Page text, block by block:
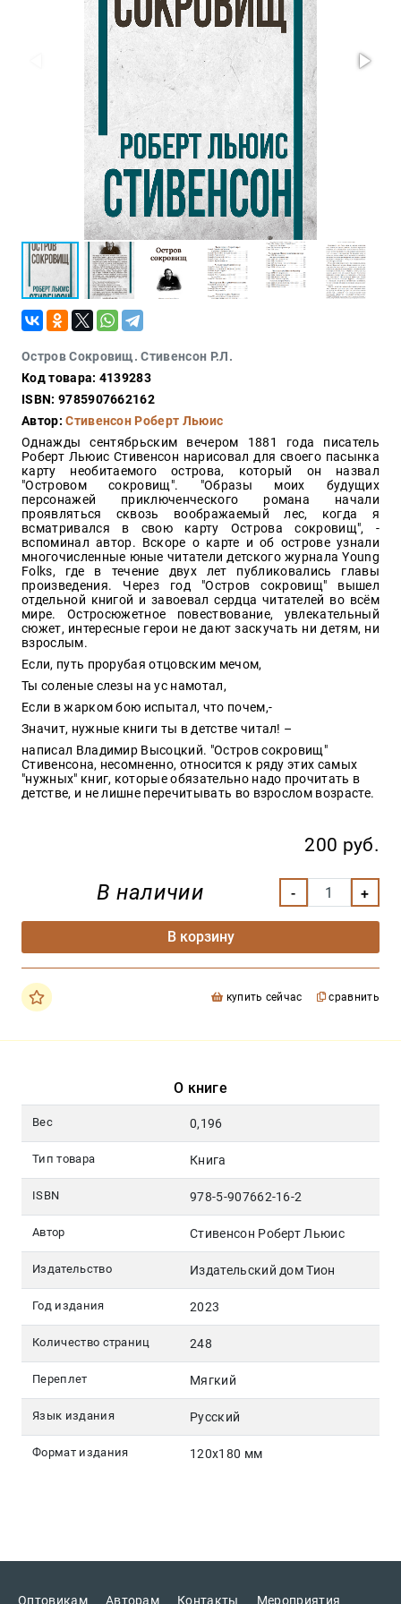
Остров Сокровищ. Стивенсон Р.Л.
Код товара: 4139283
ISBN: 9785907662162
Автор:Стивенсон Роберт Льюис
Однажды сентябрьским вечером 1881 года писатель
Роберт Льюис Стивенсон нарисовал для своего пасынка
карту необитаемого острова, который он назвал
"Островом сокровищ". "Образы моих будущих
персонажей приключенческого романа начали
проявляться сквозь воображаемый лес, когда я
всматривался в свою карту Острова сокровищ", -
вспоминал автор. Вскоре о карте и об острове узнали
многочисленные юные читатели детского журнала Young
Folks, где в течение двух лет публиковались главы
произведения. Через год "Остров сокровищ" вышел
отдельной книгой и завоевал сердца читателей во всём
мире. Остросюжетное повествование, увлекательный
сюжет, интересные герои не дают заскучать ни детям, ни
взрослым.
Если, путь пpоpубая отцовским мечом,
Ты соленые слезы на ус намотал,
Если в жаpком бою испытал, что почем,-
Значит, нужные книги ты в детстве читал! –
написал Владимир Высоцкий. "Остров сокровищ"
Стивенсона, несомненно, относится к ряду этих самых
"нужных" книг, которые обязательно надо прочитать в
детстве, и не лишне перечитывать во взрослом возрасте.
200 руб.
В наличии
В корзину
купить сейчас сравнить
О книге
Вес 0,196
Тип товара Книга
ISBN 978-5-907662-16-2
Автор Стивенсон Роберт Льюис
Издательство Издательский дом Тион
Год издания 2023
Количество страниц 248
Переплет Мягкий
Язык издания Русский
Формат издания 120х180 мм
Оптовикам Авторам Контакты Мероприятия
Тайное и
непознанное
Философия
история
Конспирология
Политика
Религия
Туризм
Разное
Кухня,
гастрономия,
кулинария
Красота
и
здоровье
Оптовикам
Авторам
Контакты
Мероприятия
350-17-
79
Москва
pochta@den-
magazin.ru